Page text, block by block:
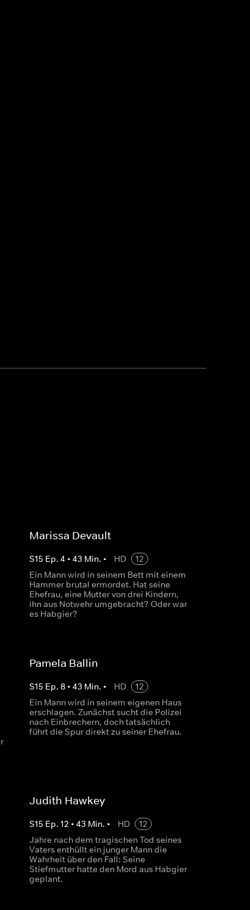
Marissa Devault
S15 Ep. 4 • 43 Min. • HD
12
Ein Mann wird in seinem Bett mit einem
Hammer brutal ermordet. Hat seine
Ehefrau, eine Mutter von drei Kindern,
ihn aus Notwehr umgebracht? Oder war
es Habgier?
Pamela Ballin
S15 Ep. 8• 43 Min. • HD
12
Ein Mann wird in seinem eigenen Haus
erschlagen. Zunächst sucht die Polizei
nach Einbrechern, doch tatsächlich
führt die Spur direkt zu seiner Ehefrau.
Judith Hawkey
S15 Ep. 12 • 43 Min. • HD
12
Jahre nach dem tragischen Tod seines
Vaters enthüllt ein junger Mann die
Wahrheit über den Fall: Seine
Stiefmutter hatte den Mord aus Habgier
geplant.